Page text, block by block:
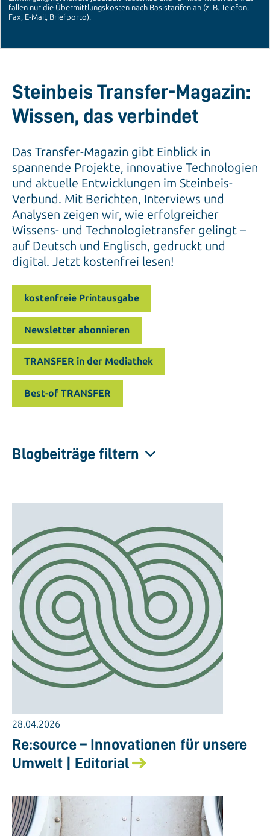
Steinbeis Transfer-Magazin:
Wissen, das verbindet
Das Transfer-Magazin gibt Einblick in
spannende Projekte, innovative Technologien
und aktuelle Entwicklungen im Steinbeis-
Verbund. Mit Berichten, Interviews und
Analysen zeigen wir, wie erfolgreicher
Wissens- und Technologietransfer gelingt –
auf Deutsch und Englisch, gedruckt und
digital. Jetzt kostenfrei lesen!
kostenfreie Printausgabe
Newsletter abonnieren
TRANSFER in der Mediathek
Best-of TRANSFER
Blogbeiträge filtern
28.04.2026
Re:source – Innovationen für unsere
Umwelt | Editorial